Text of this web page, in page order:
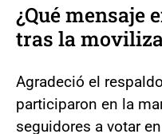
¿Qué mensaje
tras la
Agradeció el
participaron en la
seguidores a votar